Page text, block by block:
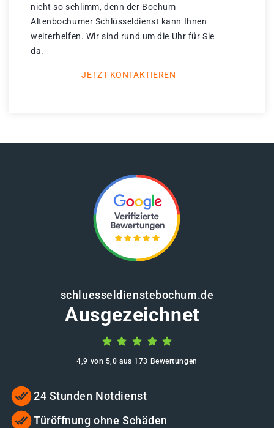
nicht so schlimm, denn der Bochum
Altenbochumer Schlüsseldienst kann Ihnen
weiterhelfen. Wir sind rund um die Uhr für Sie
da.
JETZT KONTAKTIEREN
schluesseldienstebochum.de
Ausgezeichnet
4,9 von 5,0 aus 173 Bewertungen
24 Stunden Notdienst
Türöffnung ohne Schäden